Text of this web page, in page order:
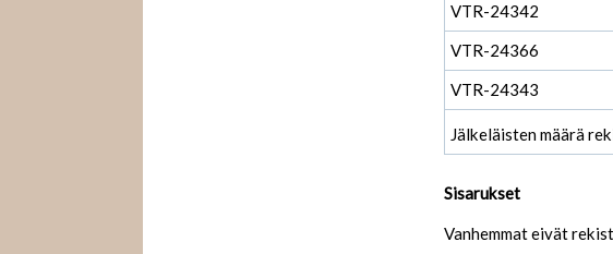
VTR-24342
VTR-24366
VTR-24343
Jälkeläisten määrä
Sisarukset
Vanhemmat eivät